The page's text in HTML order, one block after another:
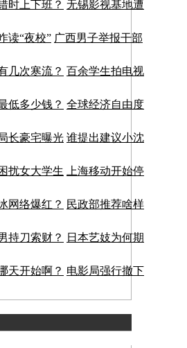
时上下班？ 无锡影视基地遭
读“夜校” 广西男子举报干部
几次寒流？ 百余学生拍电视
低多少钱？ 全球经济自由度
长豪宅曝光 谁提出建议小沈
扰女大学生
上海移动开始停
网络爆红？ 民政部推荐啥样
持刀索财？
日本艺妓为何期
天开始啊？ 电影局强行撤下